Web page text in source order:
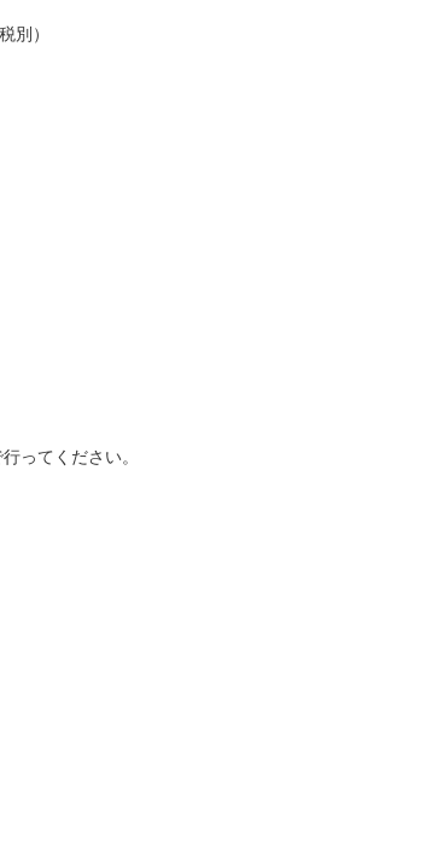
）
ってください。